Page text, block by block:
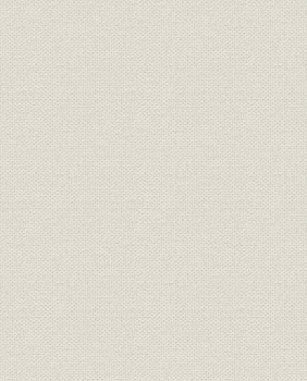
「弾北岡組」の運営は実際上
は、製靴場と製革場とに分かれ
ていたらしい。浅草・亀岡町の
靴製造所は、主として弾直樹の
手で、また千住に近い地方町橋
場の革製造所は、三井組の北岡
文兵衛の手で運営されていたも
のとみられている。
[明治5年
明治期の靴のいろいろ(平出鏗二
郎著『東京風俗史』より)
[明治期中
明治初期の官営鉄道の蒸気機関
車。鉄道員の制服も文明開化の
においがする。
明治初期
札幌の老舗「イワイ靴店」は、
もともと伊勢勝造靴場で製靴業
を学んだ初代・岩井信六が、明
治11年北海道に渡って始めたも
[明治10年